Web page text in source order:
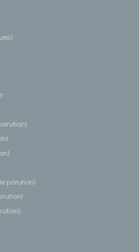
parution)